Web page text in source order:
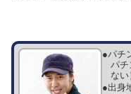
●パチ
パチ
な
●出身